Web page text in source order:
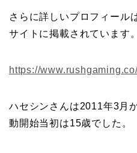
さらに詳しいプロフィール
サイトに掲載されています。
https://
ハセシンさんは2011年3月
動開始当初は15歳でした。